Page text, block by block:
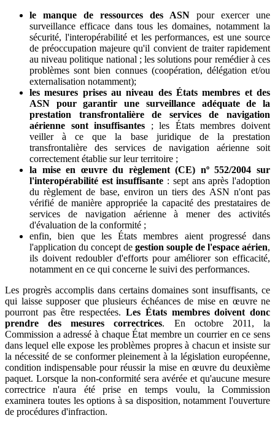
le manque de ressources des ASN pour exercer une
surveillance efficace dans tous les domaines, notamment la
sécurité, l'interopérabilité et les performances, est une source
de préoccupation majeure qu'il convient de traiter rapidement
au niveau politique national ; les solutions pour remédier à ces
problèmes sont bien connues (coopération, délégation et/ou
externalisation notamment);
les mesures prises au niveau des États membres et des
ASN pour garantir une surveillance adéquate de la
prestation transfrontalière de services de navigation
aérienne sont insuffisantes ; les États membres doivent
veiller à ce que la base juridique de la prestation
transfrontalière des services de navigation aérienne soit
correctement établie sur leur territoire ;
la mise en œuvre du règlement (CE) nº 552/2004 sur
l'interopérabilité est insuffisante : sept ans après l'adoption
du règlement de base, environ un tiers des ASN n'ont pas
vérifié de manière appropriée la capacité des prestataires de
services de navigation aérienne à mener des activités
d'évaluation de la conformité ;
enfin, bien que les États membres aient progressé dans
l'application du concept de gestion souple de l'espace aérien,
ils doivent redoubler d'efforts pour améliorer son efficacité,
notamment en ce qui concerne le suivi des performances.
Les progrès accomplis dans certains domaines sont insuffisants, ce
qui laisse supposer que plusieurs échéances de mise en œuvre ne
pourront pas être respectées. Les États membres doivent donc
prendre des mesures correctrices. En octobre 2011, la
Commission a adressé à chaque État membre un courrier en ce sens
dans lequel elle expose les problèmes propres à chacun et insiste sur
la nécessité de se conformer pleinement à la législation européenne,
condition indispensable pour réussir la mise en œuvre du deuxième
paquet. Lorsque la non-conformité sera avérée et qu'aucune mesure
correctrice n'aura été prise en temps voulu, la Commission
examinera toutes les options à sa disposition, notamment l'ouverture
de procédures d'infraction.